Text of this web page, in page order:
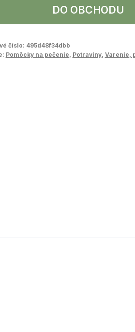
DO OBCHODU
číslo: 495d48f34dbb
Pomôcky na pečenie Potraviny, Varenie,